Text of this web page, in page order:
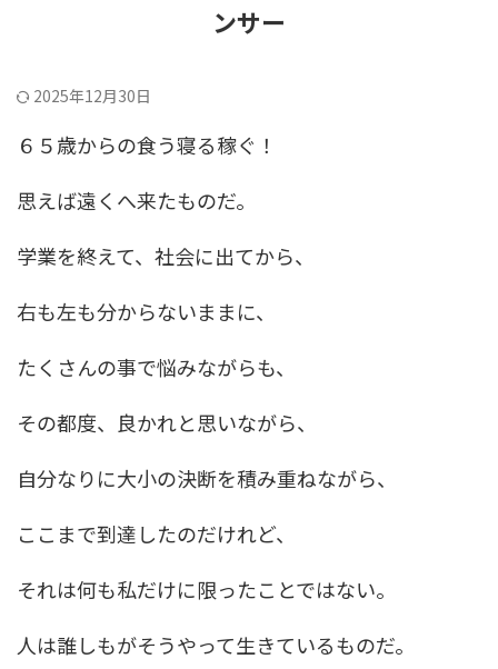
ンサー
2025年12月30日
６５歳からの食う寝る稼ぐ！
思えば遠くへ来たものだ。
学業を終えて、社会に出てから、
右も左も分からないままに、
たくさんの事で悩みながらも、
その都度、良かれと思いながら、
自分なりに大小の決断を積み重ねながら、
ここまで到達したのだけれど、
それは何も私だけに限ったことではない。
人は誰しもがそうやって生きているものだ。